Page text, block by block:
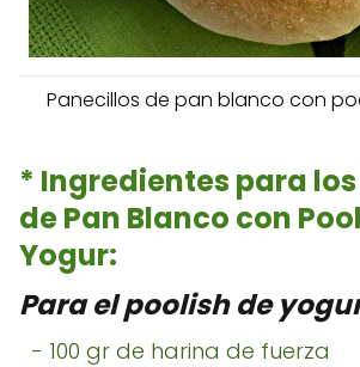
Panecillos de pan blanco con
* Ingredientes para
de Pan Blanco con
Yogur:
Para el poolish de
- 100 gr de harina de fuerza